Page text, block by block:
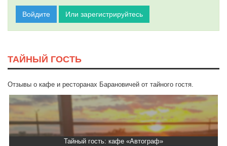
Войдите Или зарегистрируйтесь
ТАЙНЫЙ ГОСТЬ
Отзывы о кафе и ресторанах Барановичей от тайного гостя.
Тайный гость: кафе «Автограф»